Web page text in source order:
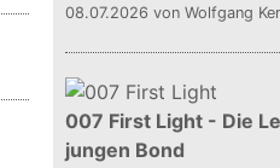
08.07.2026 von Wolfgang
007 First Light - Die
jungen Bond